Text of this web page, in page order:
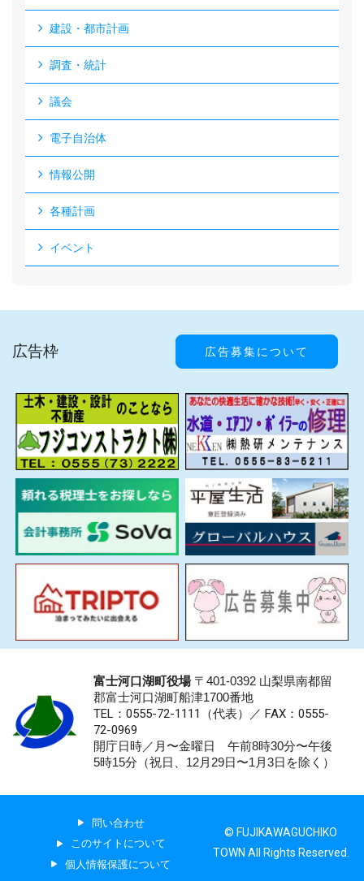
建設・都市計画
調査・統計
議会
電子自治体
情報公開
各種計画
イベント
広告枠 広告募集について
富士河口湖町役場〒401-0392 山梨県南都留
郡富士河口湖町船津1700番地
TEL：0555-72-1111 （代表）／ FAX：0555-
72-0969
開庁日時／月〜金曜日 午前8時30分〜午後
5時15分（祝日、12月29日〜1月3日を除く）
問い合わせ
このサイトについて
個人情報保護について
© FUJIKAWAGUCHIKO
TOWN All Rights Reserved.